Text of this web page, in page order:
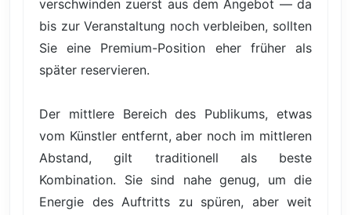
verschwinden zuerst aus dem Angebot — da
bis zur Veranstaltung noch verbleiben, sollten
Sie eine Premium-Position eher früher als
später reservieren.
Der mittlere Bereich des Publikums, etwas
vom Künstler entfernt, aber noch im mittleren
Abstand, gilt traditionell als beste
Kombination. Sie sind nahe genug, um die
Energie des Auftritts zu spüren, aber weit